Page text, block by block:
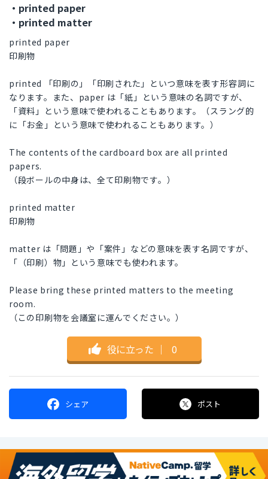
・printed paper
・printed matter
printed paper
印刷物
printed 「印刷の」「印刷された」といつ意味を表す形容詞に
なります。また、paper は「紙」という意味の名詞ですが、
「資料」という意味で使われることもあります。（スラング的
に「お金」という意味で使われることもあります。）
The contents of the cardboard box are all printed
papers.
（段ボールの中身は、全て印刷物です。）
printed matter
印刷物
matter は「問題」や「案件」などの意味を表す名詞ですが、
「（印刷）物」という意味でも使われます。
Please bring these printed matters to the meeting
room.
（この印刷物を会議室に運んでください。）
役に立った ｜ 0
シェア ポスト